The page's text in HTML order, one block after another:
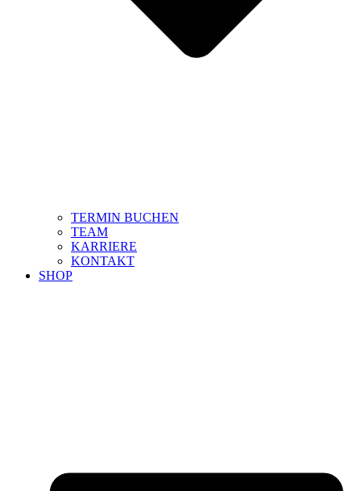
TERMIN BUCHEN
TEAM
KARRIERE
KONTAKT
SHOP